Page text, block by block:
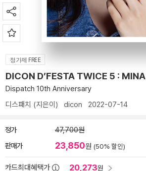
정가제 FREE
DICON D’FESTA TWICE 5 : MINA
Dispatch 10th Anniversary
디스패치 (지은이) dicon 2022-07-14
정가 47,700원
판매가 23,850원 (50% 할인)
카드최대혜택가 20,273원